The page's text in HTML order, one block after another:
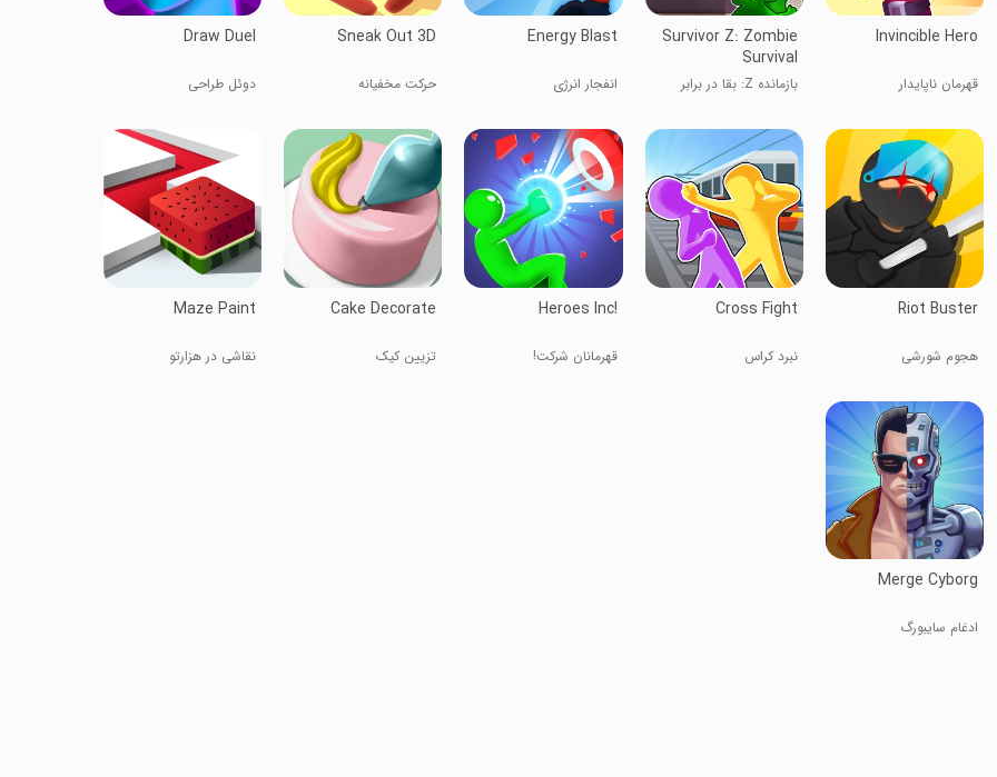
Invincible Hero
قهرمان ناپایدار
Survivor Z: Zombie
Survival
بازمانده Z: بقا در برابر
Energy Blast
انفجار انرژی
Sneak Out 3D
حرکت مخفیانه
Draw Duel
دوئل طراحی
Riot Buster
هجوم شورشی
Cross Fight
نبرد کراس
Heroes Inc!
قهرمانان شرکت!
Cake Decorate
تزیین کیک
Maze Paint
نقاشی در هزارتو
Merge Cyborg
ادغام سایبورگ